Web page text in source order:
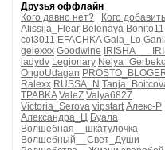
Друзья оффлайн
Кого давно нет?
Кого
Alissija_Flear Belenaya Bonito11
cot3011 EFACHKA Gala_Lo
gelexxx Goodwine
ladydv Legionary
OngoUdagan
Ralexx RUSSA_N
TPABKA ValeZ Valya6827
Victoria_Serova vipstart Алекс-Р
Александра_Ц Буала
Волшебная__шкатулочка
Волшебный__Свет_Души